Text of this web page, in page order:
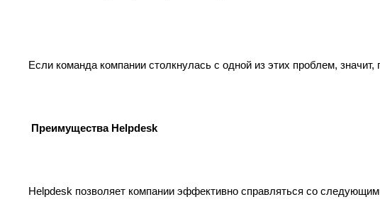
Если команда компании столкнулась с одной из этих проблем,
Преимущества Helpdesk
Helpdesk позволяет компании эффективно справляться со